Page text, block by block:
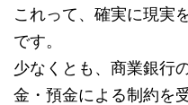
これって、確実に現実
です。
少なくとも、商業銀行
金・預金による制約を